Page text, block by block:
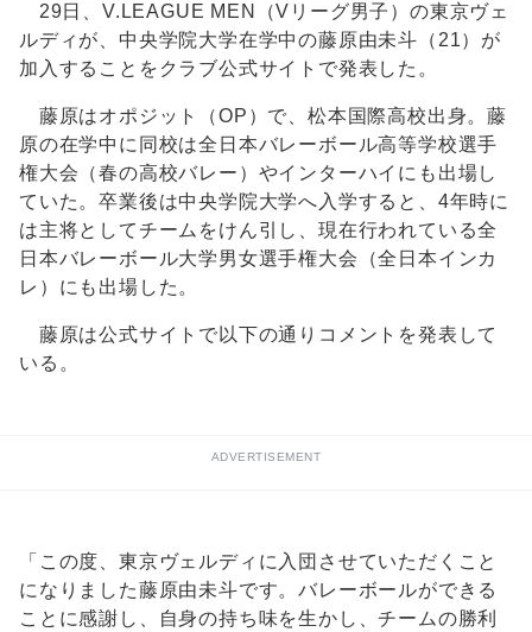
29日、V.LEAGUE MEN（Vリーグ男子）の東京ヴェ
ルディが、中央学院大学在学中の藤原由未斗（21）が
加入することをクラブ公式サイトで発表した。
藤原はオポジット（OP）で、松本国際高校出身。藤
原の在学中に同校は全日本バレーボール高等学校選手
権大会（春の高校バレー）やインターハイにも出場し
ていた。卒業後は中央学院大学へ入学すると、4年時に
は主将としてチームをけん引し、現在行われている全
日本バレーボール大学男女選手権大会（全日本インカ
レ）にも出場した。
藤原は公式サイトで以下の通りコメントを発表して
いる。
ADVERTISEMENT
「この度、東京ヴェルディに入団させていただくこと
になりました藤原由未斗です。バレーボールができる
ことに感謝し、自身の持ち味を生かし、チームの勝利